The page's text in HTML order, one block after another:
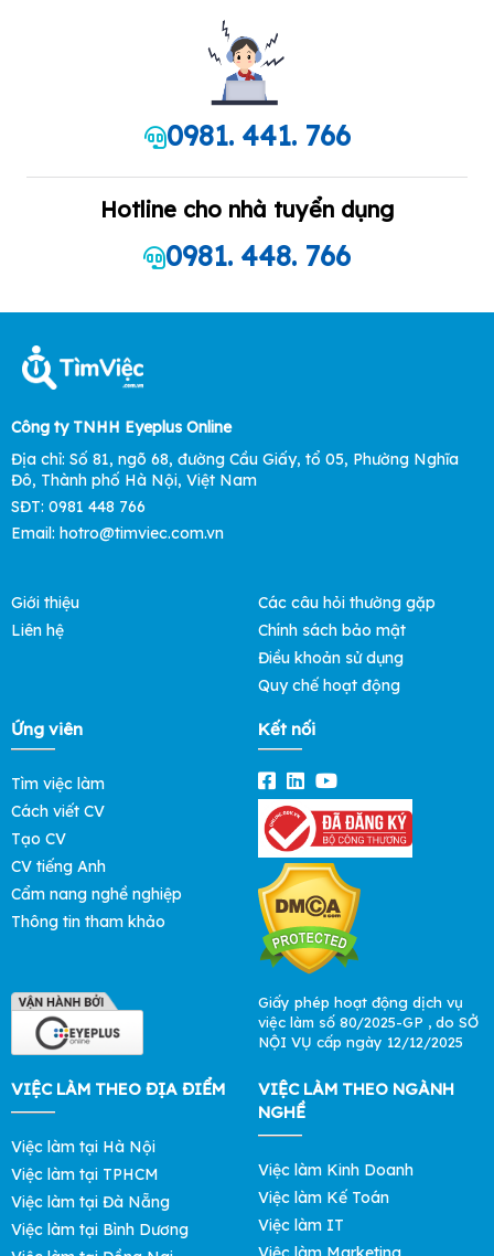
0981. 441. 766
Hotline cho nhà tuyển dụng
0981. 448. 766
Công ty TNHH Eyeplus Online
Địa chỉ: Số 81, ngõ 68, đường Cầu Giấy, tổ 05, Phường Nghĩa
Đô, Thành phố Hà Nội, Việt Nam
SĐT: 0981 448 766
Email: hotro@timviec.com.vn
Giới thiệu
Liên hệ
Các câu hỏi thường gặp
Chính sách bảo mật
Điều khoản sử dụng
Quy chế hoạt động
Ứng viên
Tìm việc làm
Cách viết CV
Tạo CV
CV tiếng Anh
Cẩm nang nghề nghiệp
Thông tin tham khảo
Kết nối
Giấy phép hoạt động dịch vụ
việc làm số 80/2025-GP , do SỞ
NỘI VỤ cấp ngày 12/12/2025
VIỆC LÀM THEO ĐỊA ĐIỂM
Việc làm tại Hà Nội
Việc làm tại TPHCM
Việc làm tại Đà Nẵng
Việc làm tại Bình Dương
VIỆC LÀM THEO NGÀNH
NGHỀ
Việc làm Kinh Doanh
Việc làm Kế Toán
Việc làm IT